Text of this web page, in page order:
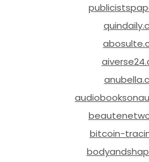
bitcoin-